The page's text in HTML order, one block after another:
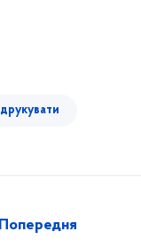
Попередня